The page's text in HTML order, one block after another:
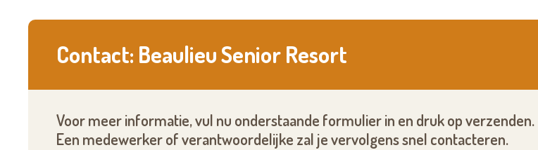
Contact: Beaulieu Senior Resort
Voor meer informatie, vul nu onderstaande formulier in en druk op verzenden.
Een medewerker of verantwoordelijke zal je vervolgens snel contacteren.